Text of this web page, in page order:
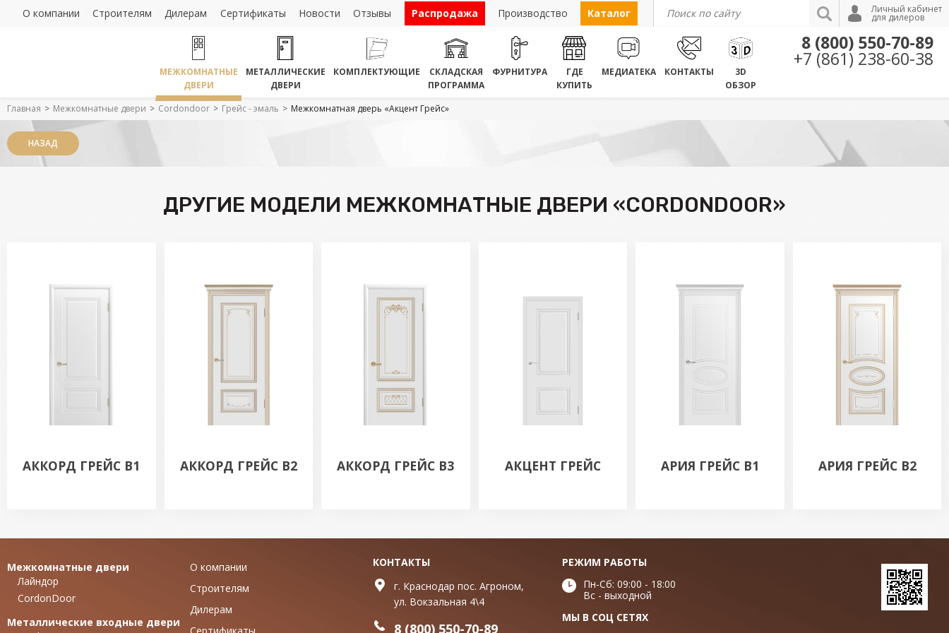
О компании Строителям Дилерам Сертификаты Новости Отзывы Распродажа Производство Каталог Личный кабинет
для дилеров
8 (800) 550-70-89
+7 (861) 238-60-38
МЕЖКОМНАТНЫЕ
ДВЕРИ
МЕТАЛЛИЧЕСКИЕ
ДВЕРИ
КОМПЛЕКТУЮЩИЕ
СКЛАДСКАЯ
ПРОГРАММА
ФУРНИТУРА
ГДЕ
КУПИТЬ
МЕДИАТЕКА КОНТАКТЫ
3D
ОБЗОР
Главная
Межкомнатные двери Cordondoor Грейс - эмаль Межкомнатная дверь «Акцент Грейс»
НАЗАД
ДРУГИЕ МОДЕЛИ МЕЖКОМНАТНЫЕ ДВЕРИ «CORDONDOOR»
АККОРД ГРЕЙС B1 АККОРД ГРЕЙС B2 АККОРД ГРЕЙС B3 АКЦЕНТ ГРЕЙС АРИЯ ГРЕЙС В1 АРИЯ ГРЕЙС В2
Межкомнатные двери
Лайндор
CordonDoor
Металлические входные двери
О компании
Строителям
Дилерам
КОНТАКТЫ
г. Краснодар пос. Агроном,
ул. Вокзальная 4\4
8 (800) 550-70-89
РЕЖИМ РАБОТЫ
Пн-Сб: 09:00 - 18:00
Вс - выходной
МЫ В СОЦ СЕТЯХ